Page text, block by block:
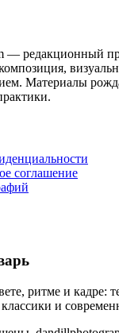
— редакционный
Материалы
соглашение
ритме и кадре:
и